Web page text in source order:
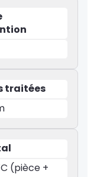
traitées
(pièce +